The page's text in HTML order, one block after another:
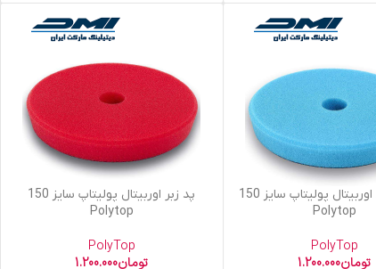
خرید
پد متوسط اوربیتال پولیتاپ سایز 150
Polytop
PolyTop
تومان1.200.000
افزودن به سبد خرید
پد زبر اوربیتال پولیتاپ سایز 150
Polytop
PolyTop
تومان1.200.000